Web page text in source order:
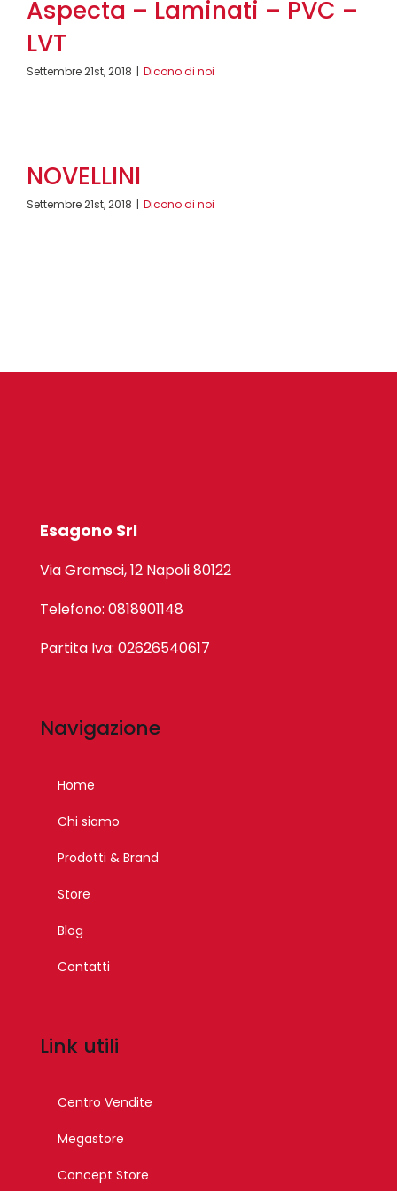
Aspecta – Laminati – PVC –
LVT
Settembre 21st, 2018 | Dicono di noi
NOVELLINI
Settembre 21st, 2018 | Dicono di noi
Esagono Srl
Via Gramsci, 12 Napoli 80122
Telefono: 0818901148
Partita Iva: 02626540617
Navigazione
Home
Chi siamo
Prodotti & Brand
Store
Blog
Contatti
Link utili
Centro Vendite
Megastore
Concept Store